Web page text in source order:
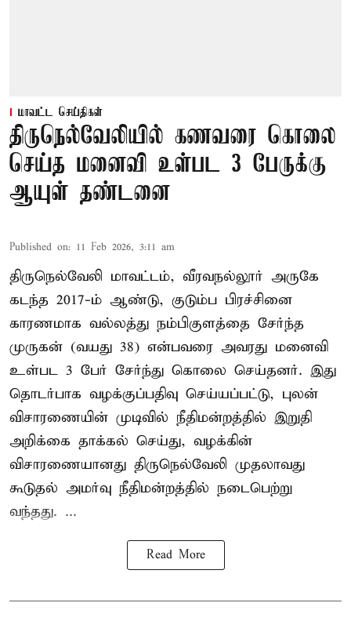
மாவட்ட செய்திகள்
திருநெல்வேலியில் கணவரை கொலை
செய்த மனைவி உள்பட 3 பேருக்கு
ஆயுள் தண்டனை
Published on: 11 Feb 2026, 3:11 am
திருநெல்வேலி மாவட்டம், வீரவநல்லூர் அருகே
கடந்த 2017-ம் ஆண்டு, குடும்ப பிரச்சினை
காரணமாக வல்லத்து நம்பிகுளத்தை சேர்ந்த
முருகன் (வயது 38) என்பவரை அவரது மனைவி
உள்பட 3 பேர் சேர்ந்து கொலை செய்தனர். இது
தொடர்பாக வழக்குப்பதிவு செய்யப்பட்டு, புலன்
விசாரணையின் முடிவில் நீதிமன்றத்தில் இறுதி
அறிக்கை தாக்கல் செய்து, வழக்கின்
விசாரணையானது திருநெல்வேலி முதலாவது
கூடுதல் அமர்வு நீதிமன்றத்தில் நடைபெற்று
வந்தது. ...
Read More